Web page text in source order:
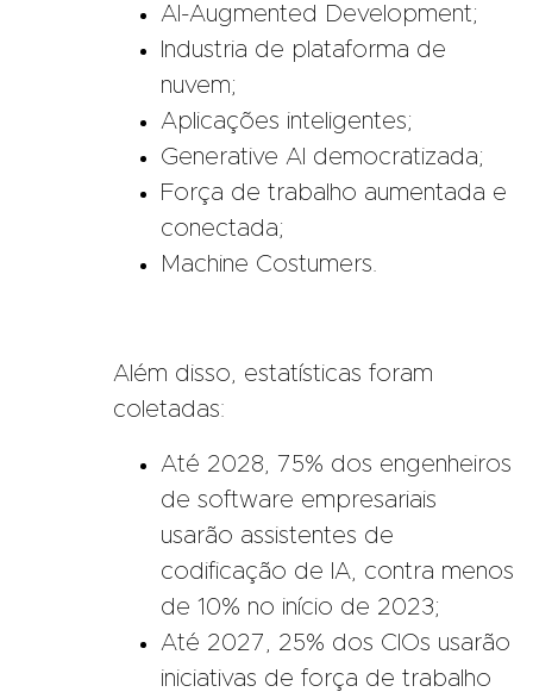
AI-Augmented Development;
Industria de plataforma de
nuvem;
Aplicações inteligentes;
Generative AI democratizada;
Força de trabalho aumentada e
conectada;
Machine Costumers.
Além disso, estatísticas foram
coletadas:
Até 2028, 75% dos engenheiros
de software empresariais
usarão assistentes de
codificação de IA, contra menos
de 10% no início de 2023;
Até 2027, 25% dos CIOs usarão
iniciativas de força de trabalho